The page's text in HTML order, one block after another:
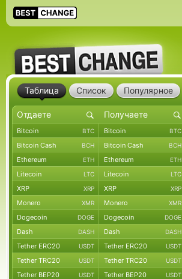
Таблица Список Популярное
Bitcoin BTC Bitcoin BTC
Bitcoin Cash BCH Bitcoin Cash BCH
Ethereum ETH Ethereum ETH
Litecoin LTC Litecoin LTC
XRP XRP XRP XRP
Monero XMR Monero XMR
Dogecoin DOGE Dogecoin DOGE
Dash DASH Dash DASH
Tether ERC20 USDT Tether ERC20 USDT
Tether TRC20 USDT Tether TRC20 USDT
Tether BEP20 USDT Tether BEP20 USDT